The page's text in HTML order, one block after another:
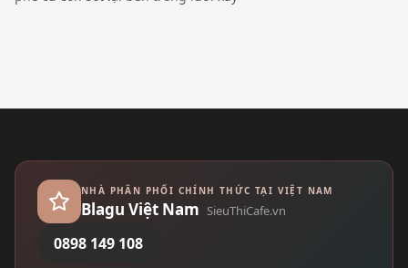
NHÀ PHÂN PHỐI CHÍNH THỨC TẠI VIỆT NAM
Blagu Việt Nam SieuThiCafe.vn
0898 149 108